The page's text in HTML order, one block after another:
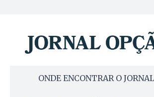
ONDE ENCONTRAR O